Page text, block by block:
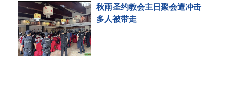
秋雨圣约教会主日聚会遭冲击
多人被带走